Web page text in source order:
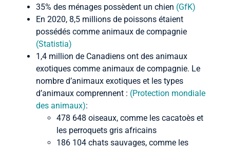
35% des ménages possèdent un chien (GfK)
En 2020, 8,5 millions de poissons étaient
possédés comme animaux de compagnie
(Statistia)
1,4 million de Canadiens ont des animaux
exotiques comme animaux de compagnie. Le
nombre d’animaux exotiques et les types
d’animaux comprennent : (Protection mondiale
des animaux):
478 648 oiseaux, comme les cacatoès et
les perroquets gris africains
186 104 chats sauvages, comme les